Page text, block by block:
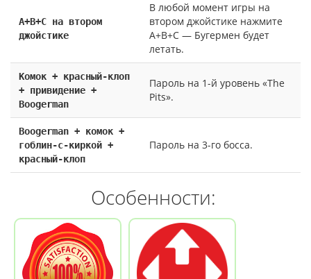
А+В+С на втором
джойстике
В любой момент игры на
втором джойстике нажмите
А+В+С — Бугермен будет
летать.
Комок + красный-клоп
+ привидение +
Boogerman
Пароль на 1-й уровень «The
Pits».
Boogerman + комок +
гоблин-с-киркой +
красный-клоп
Пароль на 3-го босса.
Особенности: